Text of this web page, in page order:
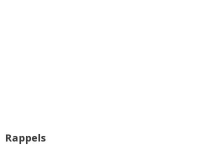
Conso instantanée au ralenti = 15 l/100 !!
Rappels